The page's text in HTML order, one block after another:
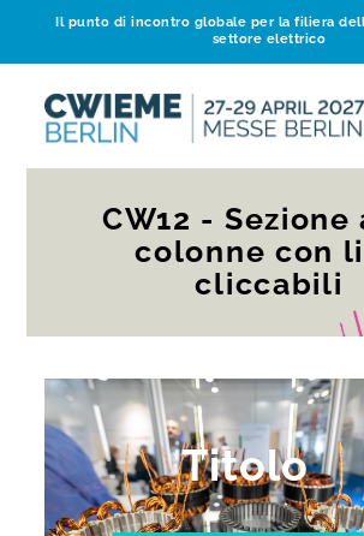
Il punto di incontro globale per la filiera
settore elettrico
CW12 - Sezione
colonne con
cliccabili
Titolo